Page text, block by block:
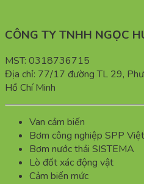
CÔNG TY TNHH NGỌC
MST: 0318736715
Địa chỉ: 77/17 đường TL 29,
Hồ Chí Minh
Van cảm biến
Bơm công nghiệp SPP
Bơm nước thải SISTEMA
Lò đốt xác động vật
Cảm biến mức